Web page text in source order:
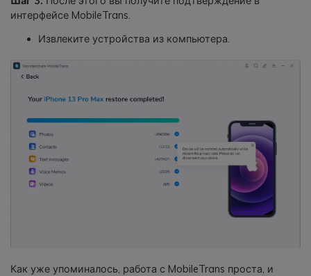
интерфейсе MobileTrans.
Извлеките устройства из компьютера.
Как уже упоминалось, работа с MobileTrans проста, и